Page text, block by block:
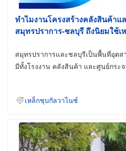
ทำไมงานโครงสร้างคลังสินค้าแ
สมุทรปราการ-ชลบุรี ถึงนิยมใช้
สมุทรปราการและชลบุรีเป็นพื้นที่อุต
มีทั้งโรงงาน คลังสินค้า และศูนย์กระ
เหล็กชุบกัลวาไนซ์